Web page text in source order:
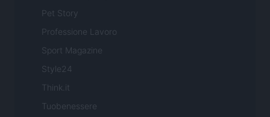
Pet Story
Professione Lavoro
Sport Magazine
Style24
Think.it
Tuobenessere